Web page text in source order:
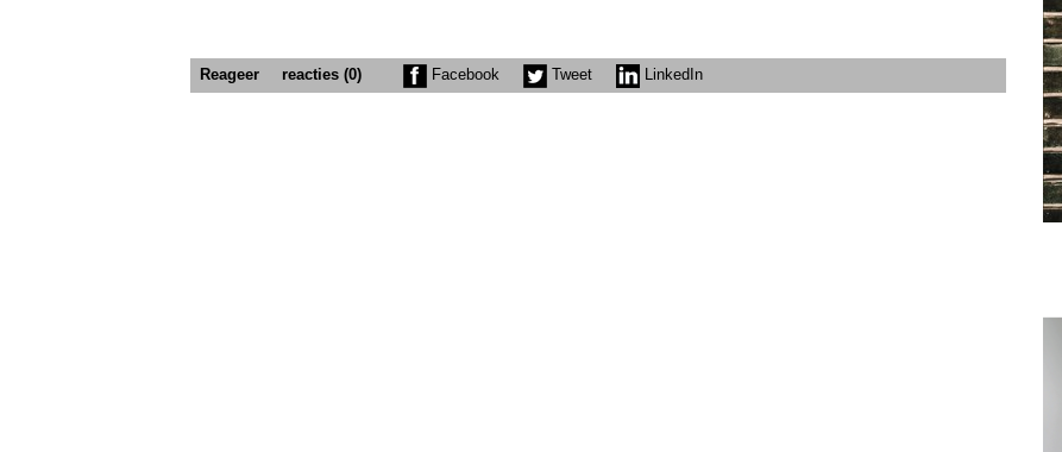
Reageer reacties (0) Facebook Tweet LinkedIn